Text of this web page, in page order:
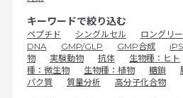
キーワードで絞り込む
ペプチド シングルセル
ロングリ
DNA
GMP/GLP GMP合成 iPS
物
実験動物 抗体 生物種：ヒト
種：微生物
生物種：植物 糖鎖
パク質
質量分析 高分子化合物